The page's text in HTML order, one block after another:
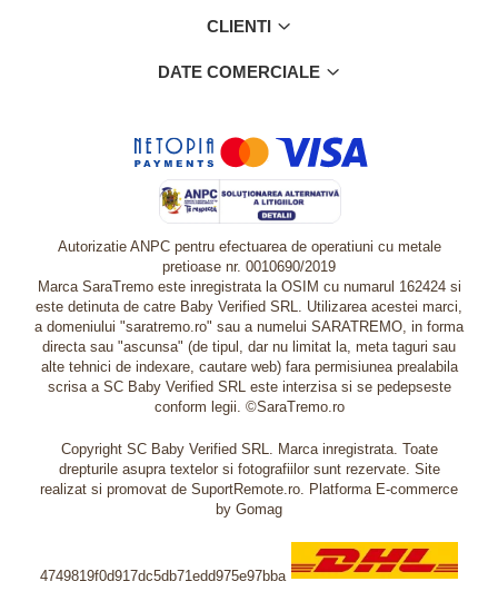
CLIENTI
DATE COMERCIALE
Autorizatie ANPC pentru efectuarea de operatiuni cu metale
pretioase nr. 0010690/2019
Marca SaraTremo este inregistrata la OSIM cu numarul 162424 si
este detinuta de catre Baby Verified SRL. Utilizarea acestei marci,
a domeniului "saratremo.ro" sau a numelui SARATREMO, in forma
directa sau "ascunsa" (de tipul, dar nu limitat la, meta taguri sau
alte tehnici de indexare, cautare web) fara permisiunea prealabila
scrisa a SC Baby Verified SRL este interzisa si se pedepseste
conform legii. ©SaraTremo.ro
Copyright SC Baby Verified SRL. Marca inregistrata. Toate
drepturile asupra textelor si fotografiilor sunt rezervate. Site
realizat si promovat de SuportRemote.ro. Platforma E-commerce
by Gomag
4749819f0d917dc5db71edd975e97bba